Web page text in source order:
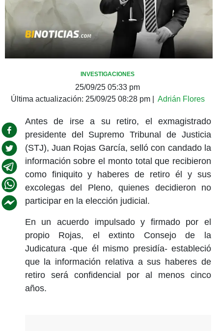
INVESTIGACIONES
25/09/25 05:33 pm
Última actualización: 25/09/25 08:28 pm| Adrián Flores
Antes de irse a su retiro, el exmagistrado
presidente del Supremo Tribunal de Justicia
(STJ), Juan Rojas García, selló con candado la
información sobre el monto total que recibieron
como finiquito y haberes de retiro él y sus
excolegas del Pleno, quienes decidieron no
participar en la elección judicial.
En un acuerdo impulsado y firmado por el
propio Rojas, el extinto Consejo de la
Judicatura -que él mismo presidía- estableció
que la información relativa a sus haberes de
retiro será confidencial por al menos cinco
años.